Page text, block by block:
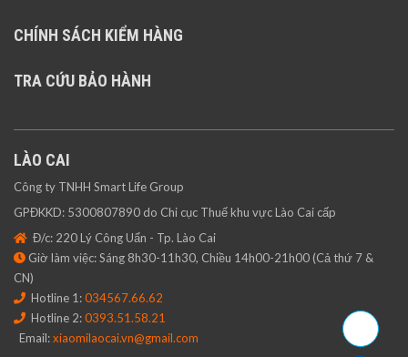
CHÍNH SÁCH KIỂM HÀNG
TRA CỨU BẢO HÀNH
LÀO CAI
Công ty TNHH Smart Life Group
GPĐKKD: 5300807890 do Chi cục Thuế khu vực Lào Cai cấp
Đ/c: 220 Lý Công Uẩn - Tp. Lào Cai
Giờ làm việc: Sáng 8h30-11h30, Chiều 14h00-21h00 (Cả thứ 7 &
CN)
Hotline 1:034567.66.62
Hotline 2:0393.51.58.21
Email:xiaomilaocai.vn@gmail.com